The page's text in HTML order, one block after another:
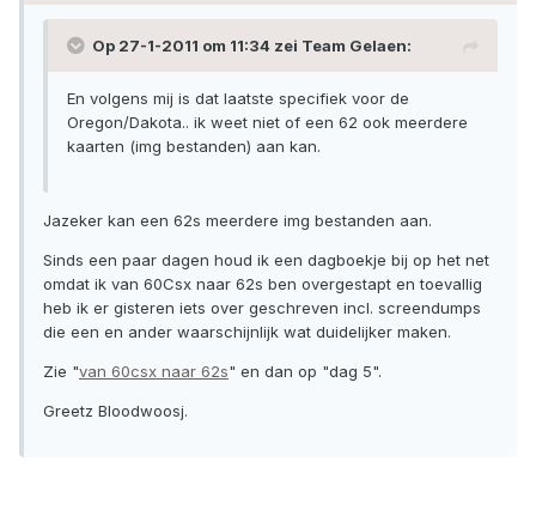
Op 27-1-2011 om 11:34 zei Team Gelaen:
En volgens mij is dat laatste specifiek voor de
Oregon/Dakota.. ik weet niet of een 62 ook meerdere
kaarten (img bestanden) aan kan.
Jazeker kan een 62s meerdere img bestanden aan.
Sinds een paar dagen houd ik een dagboekje bij op het net
omdat ik van 60Csx naar 62s ben overgestapt en toevallig
heb ik er gisteren iets over geschreven incl. screendumps
die een en ander waarschijnlijk wat duidelijker maken.
Zie "van 60csx naar 62s" en dan op "dag 5".
Greetz Bloodwoosj.